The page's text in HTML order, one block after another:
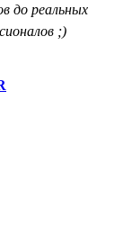
до реальных
;)